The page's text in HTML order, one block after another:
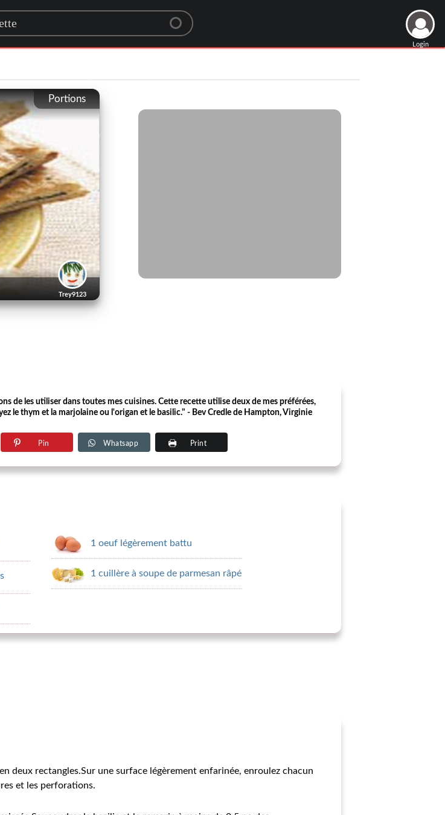
Login
Portions
Trey9123
de les utiliser dans toutes mes cuisines. Cette recette utilise deux de mes préférées,
le thym et la marjolaine ou l'origan et le basilic." - Bev Credle de Hampton, Virginie
Pin Whatsapp Print
1 oeuf légèrement battu
1 cuillère à soupe de parmesan râpé
deux rectangles.Sur une surface légèrement enfarinée, enroulez chacun
et les perforations.